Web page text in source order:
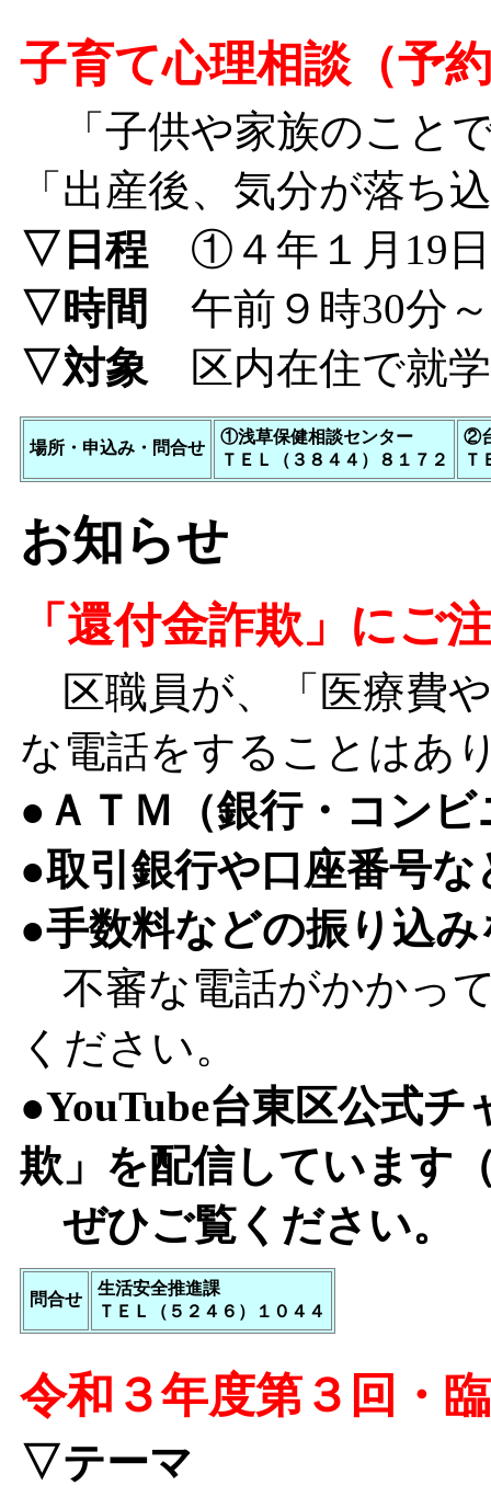
子育て心理相談（予
「子供や家族のこと
「出産後、気分が落ち
▽日程 ①４年１月19
▽時間
午前９時30分
▽対象区内在住で就学
場所・申込み・問合せ
①浅草保健相談センター
ＴＥＬ（３８４４）８１７２
②
Ｔ
お知らせ
「還付金詐欺」にご
区職員が、「医療費
な電話をすることはあ
● ＡＴＭ（銀行・コン
●取引銀行や口座番号
●手数料などの振り込
不審な電話がかかっ
ください。
●YouTube台東区公式
欺」を配信しています
ぜひご覧ください
問合せ
生活安全推進課
ＴＥＬ（５２４６）１０４４
令和３年度第３回・
▽テーマ